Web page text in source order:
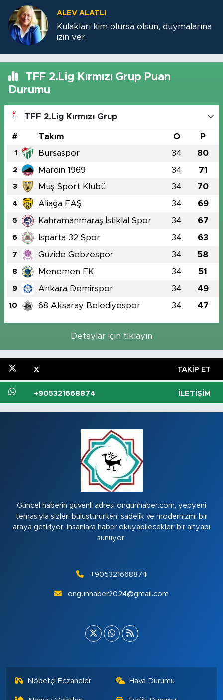
ALEV ALATLI
Kulakları kim olursa olsun, duymalarına
izin ver.
TFF 2.Lig Kırmızı Grup Puan
Durumu
TFF 2.Lig Kırmızı Grup
# Takım O P
1 Bursaspor 34 80
2 Mardin 1969 34 71
3 Muş Sport Klübü 34 70
4 Aliağa FAŞ 34 69
5 Kahramanmaraş İstiklal Spor 34 67
6 Isparta 32 Spor 34 63
7 Güzide Gebzespor 34 58
8 Menemen FK 34 51
9 Ankara Demirspor 34 49
10 68 Aksaray Belediyespor 34 47
Detaylar için tıklayın
X TAKIP ET
+905321668874 İLETIŞIM
Güncel haberin güvenli adresi ongunhaber.com, yepyeni
temasıyla sizleri buluştururken, sadelik ve modernizmi bir
araya getiriyor. insanlara haber okuyabilecekleri bir altyapı
sunuyor.
+905321668874
ongunhaber2024@gmail.com
Nöbetçi Eczaneler Hava Durumu